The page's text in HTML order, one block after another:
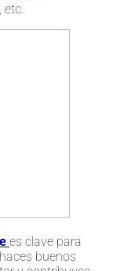
etc.
es clave para
buenos